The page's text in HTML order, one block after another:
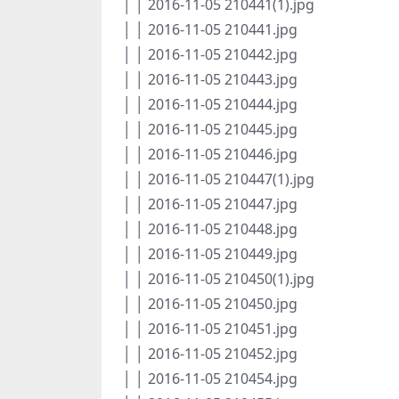
│ │ 2016-11-05 210441(1).jpg
│ │ 2016-11-05 210441.jpg
│ │ 2016-11-05 210442.jpg
│ │ 2016-11-05 210443.jpg
│ │ 2016-11-05 210444.jpg
│ │ 2016-11-05 210445.jpg
│ │ 2016-11-05 210446.jpg
│ │ 2016-11-05 210447(1).jpg
│ │ 2016-11-05 210447.jpg
│ │ 2016-11-05 210448.jpg
│ │ 2016-11-05 210449.jpg
│ │ 2016-11-05 210450(1).jpg
│ │ 2016-11-05 210450.jpg
│ │ 2016-11-05 210451.jpg
│ │ 2016-11-05 210452.jpg
│ │ 2016-11-05 210454.jpg